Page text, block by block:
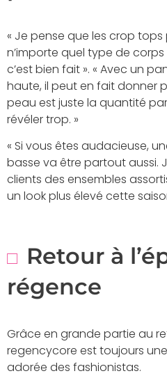
« Je pense que les crop
n’importe quel type de
c’est bien fait ». « Avec un
haute, il peut en fait donner
peau est juste la quantité
révéler trop. »
« Si vous êtes audacieuse,
basse va être partout aussi.
clients des ensembles
un look plus élevé cette
Retour à
régence
Grâce en grande partie au
regencycore est toujours
adorée des fashionistas.